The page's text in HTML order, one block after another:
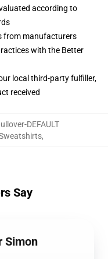
according to
from manufacturers
with the Better
local third-party fulfiller,
received
DEFAULT
,
Say
Simon